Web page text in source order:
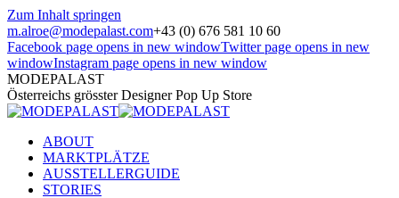
Zum Inhalt springen
m.alroe@modepalast.com+43 (0) 676 581 10 60
Facebook page opens in new windowTwitter page opens in new
windowInstagram page opens in new window
MODEPALAST
Österreichs grösster Designer Pop Up Store
ABOUT
MARKTPLÄTZE
AUSSTELLERGUIDE
STORIES